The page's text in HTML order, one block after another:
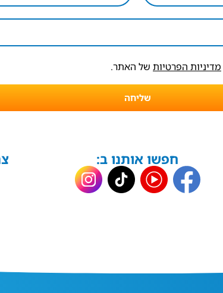
מדיניות הפרטיות של האתר.
שליחה
חפשו אותנו ב: